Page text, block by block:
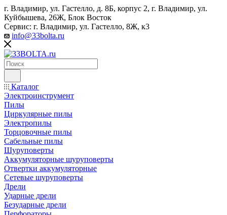
г. Владимир, ул. Гастелло, д. 8Б, корпус 2, г. Владимир, ул. ​
Куйбышева, 26Ж, Блок Восток
Сервис: г. Владимир, ул. Гастелло, 8Ж, к3
info@33bolta.ru
Каталог
Электроинструмент
Пилы
Циркулярные пилы
Электропилы
Торцовочные пилы
Сабельные пилы
Шуруповерты
Аккумуляторные шуруповерты
Отвертки аккумуляторные
Сетевые шуруповерты
Дрели
Ударные дрели
Безударные дрели